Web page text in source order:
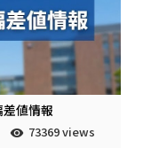
差値情報
73369 views